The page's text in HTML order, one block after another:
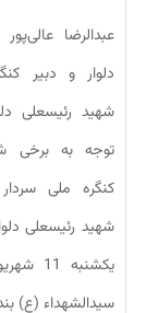
عبدالرضا
دلوار و دبیر
شهید رئیسعلی
توجه به برخی
کنگره ملی
سیدالشهداء (ع)